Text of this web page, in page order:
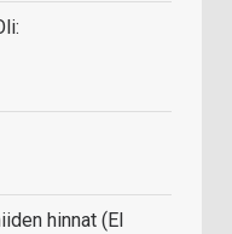
hinnat (EI